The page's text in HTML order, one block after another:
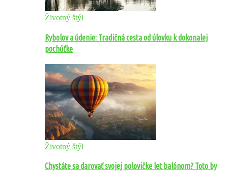
Životný štýl
Rybolov a údenie: Tradičná cesta od úlovku k dokonalej
pochúťke
Životný štýl
Chystáte sa darovať svojej polovičke let balónom? Toto by